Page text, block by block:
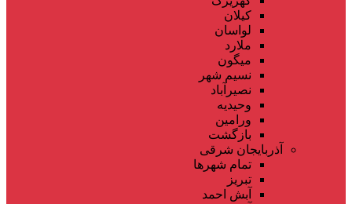
کیلان
لواسان
ملارد
میگون
نسیم شهر
نصیرآباد
وحیدیه
ورامین
بازگشت
آذربایجان شرقی
تمام شهر‌ها
تبریز
آبش احمد